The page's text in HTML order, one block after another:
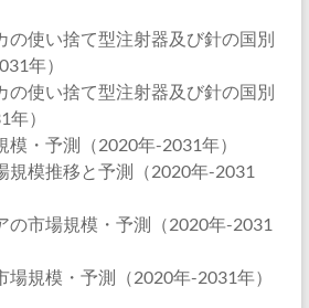
の使い捨て型注射器及び針の国別
年）
の使い捨て型注射器及び針の国別
）
模・予測（2020年-2031年）
規模推移と予測（2020年-2031
の市場規模・予測（2020年-2031
場規模・予測（2020年-2031年）